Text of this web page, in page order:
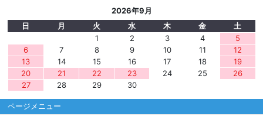
2026年9月
日
月 火 水 木 金
土
1
2 3 4
5
6
7 8 9 10 11
12
13
14 15 16 17 18
19
20
21 22 23 24 25
26
27
28 29 30
ページメニュー